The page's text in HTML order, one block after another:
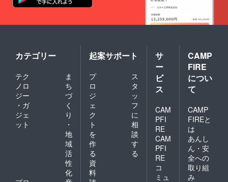
カテゴリー
テク
ノロ
ジー
・ガ
ジェ
ット
ま
ち
づ
く
り
・
地
域
活
性
化
起案サポート
プ
ロ
ジ
ェ
ク
ト
を
作
る
ス
タ
ッ
フ
に
相
談
す
る
資
料
サ
ー
ビ
ス
CAM
PFI
RE
CAM
PFI
RE
コ
ミュ
CAMP
FIRE
につい
て
CAMP
FIREと
は
あんし
ん・安
全への
取り組
み